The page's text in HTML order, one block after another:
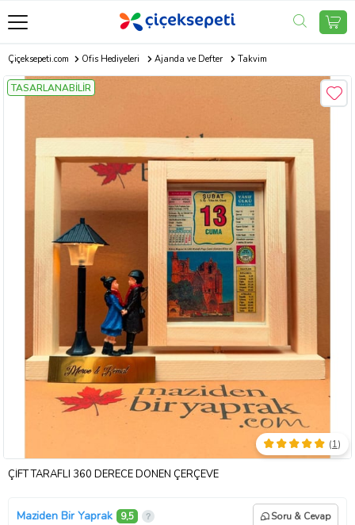
Çiçeksepeti.com Ofis Hediyeleri Ajanda ve Defter Takvim
TASARLANABİLİR
ÇİFT TARAFLI 360 DERECE DÖNEN ÇERÇEVE
(1)
Maziden Bir Yaprak 9,5 Soru & Cevap